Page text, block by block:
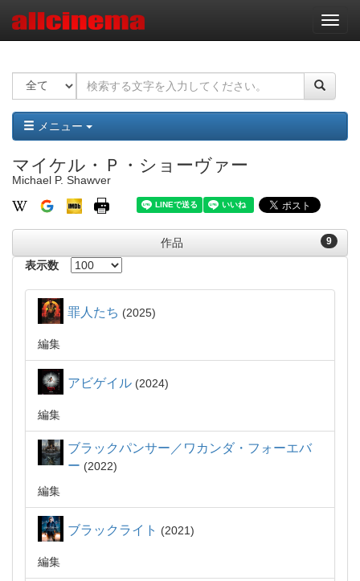
ナ
ビ
ー
ョ
ン
メニュー
マイケル・Ｐ・ショーヴァー
Michael P. Shawver
9
作品
表示数
罪人たち 2025
編集
アビゲイル 2024
編集
ブラックパンサー／ワカンダ・フォーエバ
ー
2022
編集
ブラックライト 2021
編集